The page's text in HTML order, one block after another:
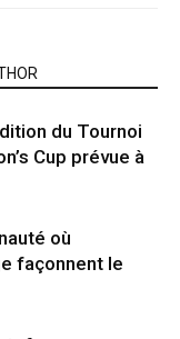
du Tournoi
Cup prévue à
où
façonnent le